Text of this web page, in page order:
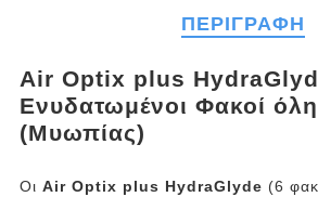
ΠΕΡΙΓΡΑΦΉ
Air Optix plus
Ενυδατωμένοι Φακοί
(Μυωπίας)
Οι Air Optix plus HydraGlyde (6